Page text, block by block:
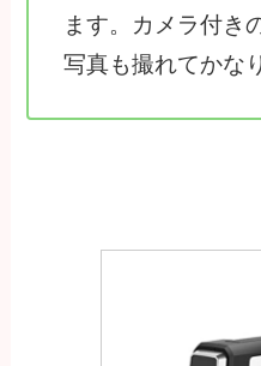
ます。カメラ付き
写真も撮れてかな